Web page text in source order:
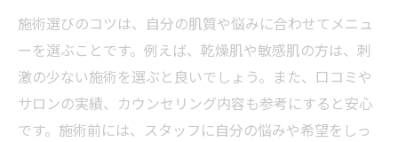
施術選びのコツは、自分の肌質や悩みに合わせてメニュ
ーを選ぶことです。例えば、乾燥肌や敏感肌の方は、刺
激の少ない施術を選ぶと良いでしょう。また、口コミや
サロンの実績、カウンセリング内容も参考にすると安心
です。施術前には、スタッフに自分の悩みや希望をしっ